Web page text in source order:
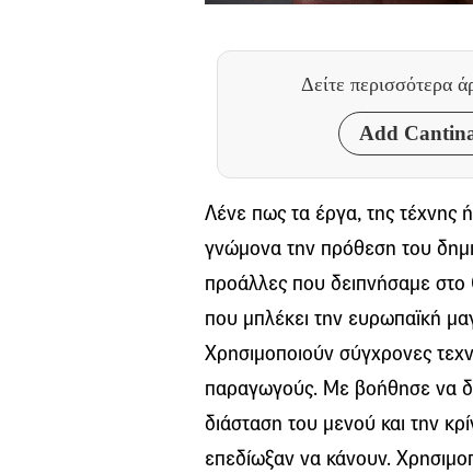
Δείτε περισσότερα
Add
Λένε πως τα έργα, της τέχνης
γνώμονα την πρόθεση του
προάλλες που δειπνήσαμε
που μπλέκει την ευρωπαϊκή
Χρησιμοποιούν σύγχρονες
παραγωγούς. Με βοήθησε να
διάσταση του μενού και την
επεδίωξαν να κάνουν.